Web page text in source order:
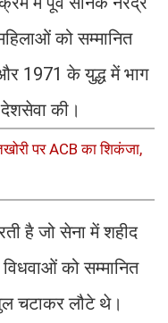
को सम्मानित
1971 के युद्ध में भाग
की।
पर ACB का शिकंजा,
है जो सेना में शहीद
को सम्मानित
चटाकर लौटे थे।